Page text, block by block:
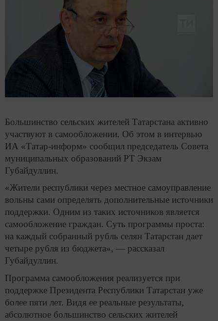
Большинство сельских жителей Татарстана активно
участвуют в самообложении. Об этом в интервью
ИА «Татар-информ» сообщил председатель Совета
муниципальных образований РТ Экзам
Губайдуллин.
«Жители республики через местное самоуправление
вольны сами определять дополнительные источники
поддержки. Одним из таких источников является
самообложение граждан. Суть программы проста:
на каждый собранный рубль селян Татарстан дает
четыре рубля из бюджета», — рассказал
Губайдуллин.
Программа самообложения реализуется при
поддержке Президента Республики Татарстан уже
более пяти лет. Видя ее реальные результаты,
абсолютное большинство сельских жителей